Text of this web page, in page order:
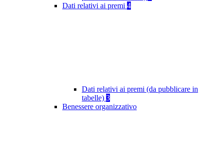
Dati relativi ai premi 4
Dati relativi ai premi (da pubblicare in
tabelle) 3
Benessere organizzativo